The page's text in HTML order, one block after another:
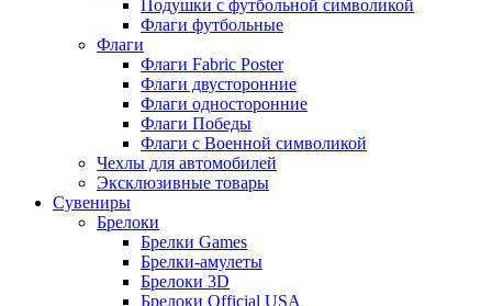
Подушки с футбольной символикой
Флаги футбольные
Флаги
Флаги Fabric Poster
Флаги двусторонние
Флаги односторонние
Флаги Победы
Флаги с Военной символикой
Чехлы для автомобилей
Эксклюзивные товары
Сувениры
Брелоки
Брелки Games
Брелки-амулеты
Брелоки 3D
Брелоки Official USA